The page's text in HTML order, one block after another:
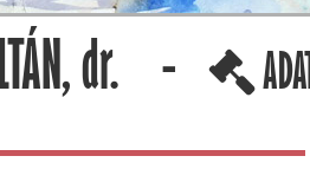
dr. -